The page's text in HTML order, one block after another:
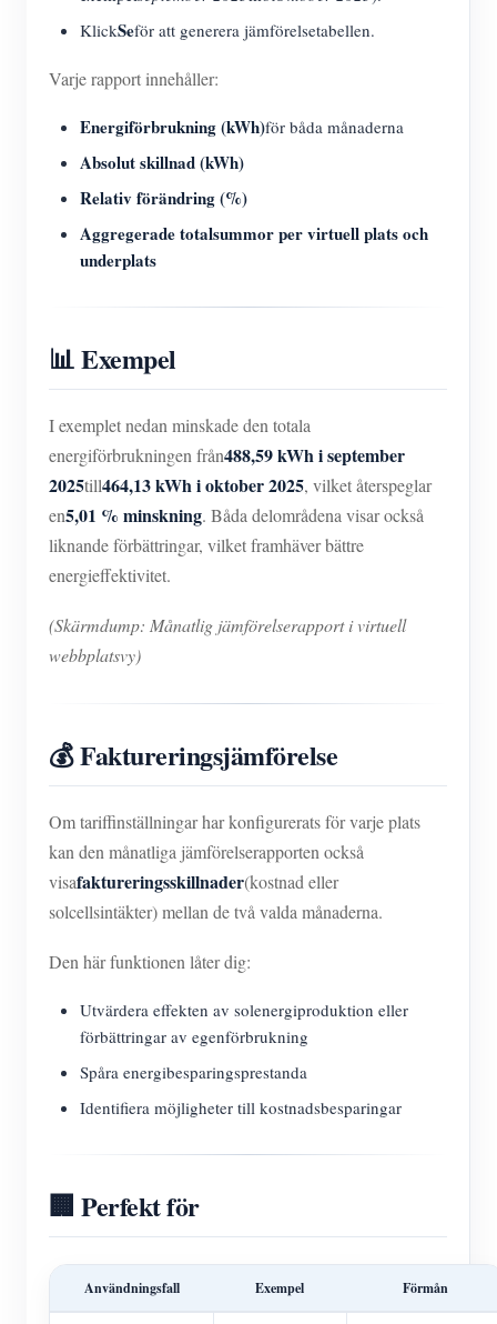
KlickSeför att generera jämförelsetabellen.
Varje rapport innehåller:
Energiförbrukning (kWh)för båda månaderna
Absolut skillnad (kWh)
Relativ förändring (%)
Aggregerade totalsummor per virtuell plats och
underplats
📊 Exempel
I exemplet nedan minskade den totala
energiförbrukningen från488,59 kWh i september
2025till464,13 kWh i oktober 2025, vilket återspeglar
en5,01 % minskning. Båda delområdena visar också
liknande förbättringar, vilket framhäver bättre
energieffektivitet.
(Skärmdump: Månatlig jämförelserapport i virtuell
webbplatsvy)
💰 Faktureringsjämförelse
Om tariffinställningar har konfigurerats för varje plats
kan den månatliga jämförelserapporten också
visafaktureringsskillnader(kostnad eller
solcellsintäkter) mellan de två valda månaderna.
Den här funktionen låter dig:
Utvärdera effekten av solenergiproduktion eller
förbättringar av egenförbrukning
Spåra energibesparingsprestanda
Identifiera möjligheter till kostnadsbesparingar
🏢 Perfekt för
Användningsfall Exempel Förmån